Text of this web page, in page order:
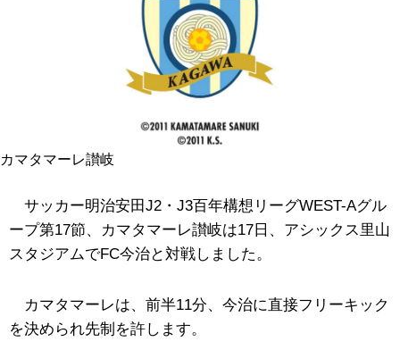
カマタマーレ讃岐
サッカー明治安田J2・J3百年構想リーグWEST-Aグル
ープ第17節、カマタマーレ讃岐は17日、アシックス里山
スタジアムでFC今治と対戦しました。
カマタマーレは、前半11分、今治に直接フリーキック
を決められ先制を許します。